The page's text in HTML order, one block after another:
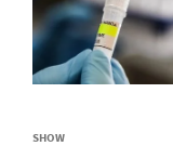
SHOW